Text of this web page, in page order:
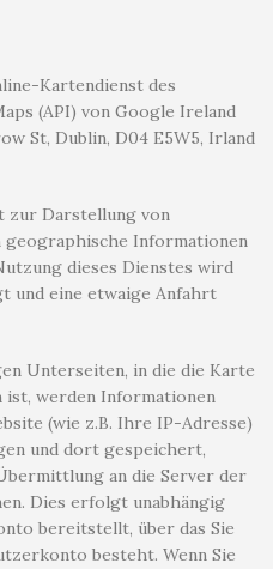
Kartendienst des
(API) von Google Ireland
St, Dublin, D04 E5W5, Irland
zur Darstellung von
geographische Informationen
dieses Dienstes wird
und eine etwaige Anfahrt
Unterseiten, in die die Karte
ist, werden Informationen
(wie z.B. Ihre IP-Adresse)
und dort gespeichert,
an die Server der
Dies erfolgt unabhängig
bereitstellt, über das Sie
besteht. Wenn Sie